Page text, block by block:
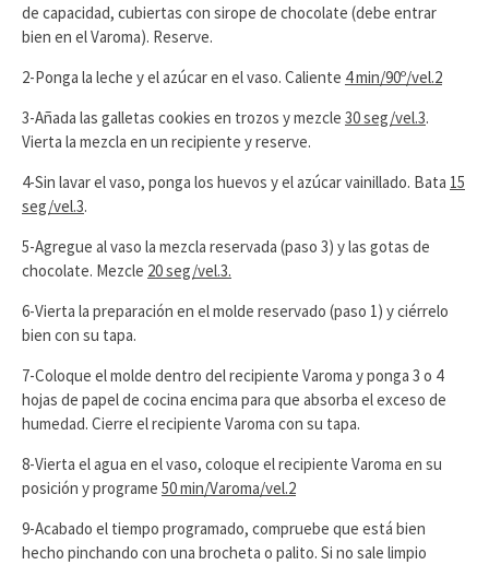
de capacidad, cubiertas con sirope de chocolate (debe entrar
bien en el Varoma). Reserve.
2-Ponga la leche y el azúcar en el vaso. Caliente 4 min/90º/vel.2
3-Añada las galletas cookies en trozos y mezcle 30 seg/vel.3.
Vierta la mezcla en un recipiente y reserve.
4-Sin lavar el vaso, ponga los huevos y el azúcar vainillado. Bata 15
seg/vel.3.
5-Agregue al vaso la mezcla reservada (paso 3) y las gotas de
chocolate. Mezcle 20 seg/vel.3.
6-Vierta la preparación en el molde reservado (paso 1) y ciérrelo
bien con su tapa.
7-Coloque el molde dentro del recipiente Varoma y ponga 3 o 4
hojas de papel de cocina encima para que absorba el exceso de
humedad. Cierre el recipiente Varoma con su tapa.
8-Vierta el agua en el vaso, coloque el recipiente Varoma en su
posición y programe 50 min/Varoma/vel.2
9-Acabado el tiempo programado, compruebe que está bien
hecho pinchando con una brocheta o palito. Si no sale limpio